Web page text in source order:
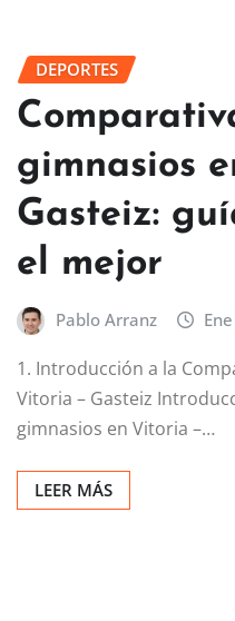
DEPORTES
gimnasios
Gasteiz:
el mejor
Pablo Arranz
1. Introducción a la
Vitoria – Gasteiz
gimnasios en Vitoria –…
LEER MÁS